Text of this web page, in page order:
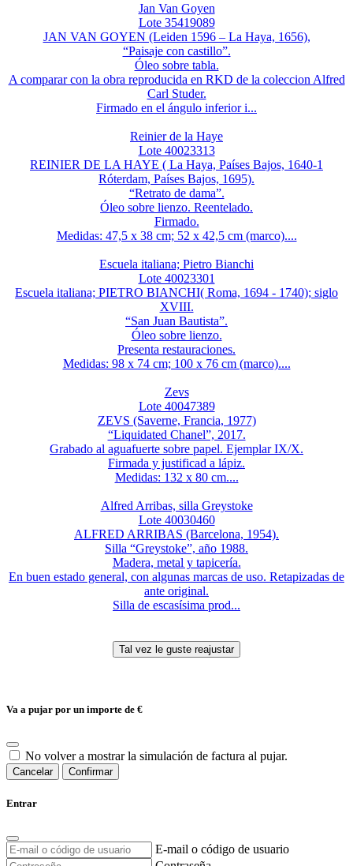
Jan Van Goyen
Lote 35419089
JAN VAN GOYEN (Leiden 1596 – La Haya, 1656),
“Paisaje con castillo”.
Óleo sobre tabla.
A comparar con la obra reproducida en RKD de la coleccion Alfred
Carl Studer.
Firmado en el ángulo inferior i...
Reinier de la Haye
Lote 40023313
REINIER DE LA HAYE ( La Haya, Países Bajos, 1640-1
Róterdam, Países Bajos, 1695).
“Retrato de dama”.
Óleo sobre lienzo. Reentelado.
Firmado.
Medidas: 47,5 x 38 cm; 52 x 42,5 cm (marco)....
Escuela italiana; Pietro Bianchi
Lote 40023301
Escuela italiana; PIETRO BIANCHI( Roma, 1694 - 1740); siglo
XVIII.
“San Juan Bautista”.
Óleo sobre lienzo.
Presenta restauraciones.
Medidas: 98 x 74 cm; 100 x 76 cm (marco)....
Zevs
Lote 40047389
ZEVS (Saverne, Francia, 1977)
“Liquidated Chanel”, 2017.
Grabado al aguafuerte sobre papel. Ejemplar IX/X.
Firmada y justificad a lápiz.
Medidas: 132 x 80 cm....
Alfred Arribas, silla Greystoke
Lote 40030460
ALFRED ARRIBAS (Barcelona, 1954).
Silla “Greystoke”, año 1988.
Madera, metal y tapicería.
En buen estado general, con algunas marcas de uso. Retapizadas de
ante original.
Silla de escasísima prod...
Va a pujar por un importe de €
No volver a mostrar la simulación de factura al pujar.
Cancelar Confirmar
Entrar
E-mail o código de usuario